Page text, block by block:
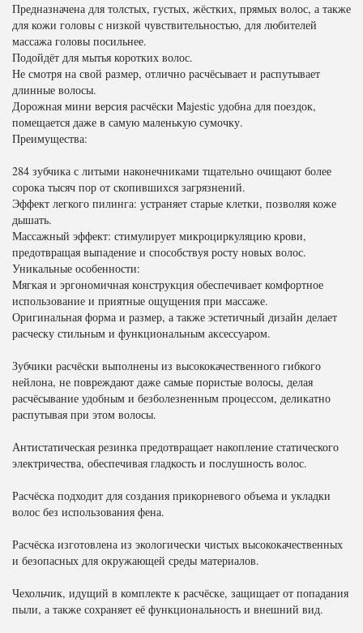
Предназначена для толстых, густых, жёстких, прямых волос, а также
для кожи головы с низкой чувствительностью, для любителей
массажа головы посильнее.
Подойдёт для мытья коротких волос.
Не смотря на свой размер, отлично расчёсывает и распутывает
длинные волосы.
Дорожная мини версия расчёски Majestic удобна для поездок,
помещается даже в самую маленькую сумочку.
Преимущества:
284 зубчика с литыми наконечниками тщательно очищают более
сорока тысяч пор от скопившихся загрязнений.
Эффект легкого пилинга: устраняет старые клетки, позволяя коже
дышать.
Массажный эффект: стимулирует микроциркуляцию крови,
предотвращая выпадение и способствуя росту новых волос.
Уникальные особенности:
Мягкая и эргономичная конструкция обеспечивает комфортное
использование и приятные ощущения при массаже.
Оригинальная форма и размер, а также эстетичный дизайн делает
расческу стильным и функциональным аксессуаром.
Зубчики расчёски выполнены из высококачественного гибкого
нейлона, не повреждают даже самые пористые волосы, делая
расчёсывание удобным и безболезненным процессом, деликатно
распутывая при этом волосы.
Антистатическая резинка предотвращает накопление статического
электричества, обеспечивая гладкость и послушность волос.
Расчёска подходит для создания прикорневого объема и укладки
волос без использования фена.
Расчёска изготовлена из экологически чистых высококачественных
и безопасных для окружающей среды материалов.
Чехольчик, идущий в комплекте к расчёске, защищает от попадания
пыли, а также сохраняет её функциональность и внешний вид.